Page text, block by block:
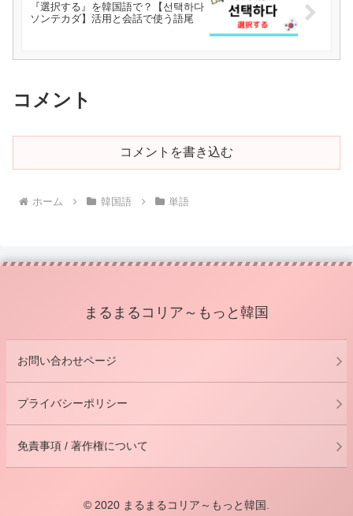
『選択する』を韓国語で？【선택하다
ソンテカダ】活用と会話で使う語尾
コメント
コメントを書き込む
ホーム 韓国語 単語
まるまるコリア～もっと韓国
お問い合わせページ
プライバシーポリシー
免責事項 / 著作権について
© 2020 まるまるコリア～もっと韓国.